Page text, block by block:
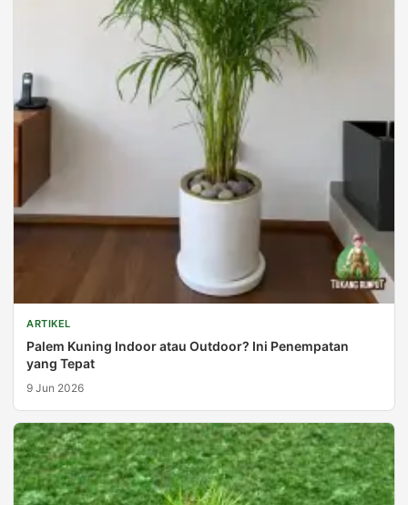
ARTIKEL
Palem Kuning Indoor atau Outdoor? Ini Penempatan
yang Tepat
9 Jun 2026